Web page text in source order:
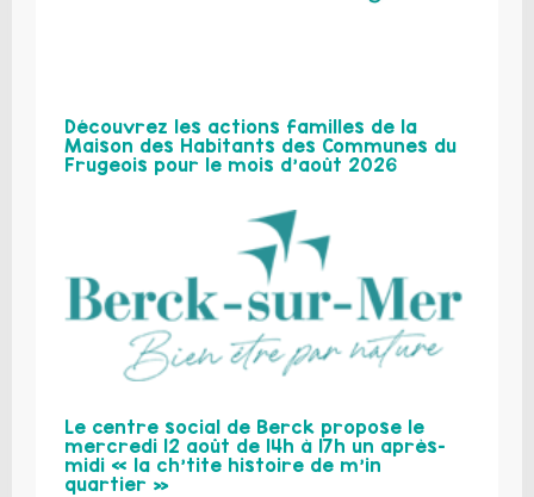
Découvrez les actions familles de la
Maison des Habitants des Communes du
Frugeois pour le mois d’août 2026
Le centre social de Berck propose le
mercredi 12 août de 14h à 17h un après-
midi « la ch’tite histoire de m’in
quartier »